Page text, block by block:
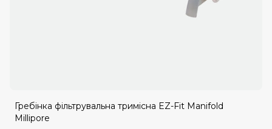
Гребінка фільтрувальна тримісна EZ-Fit Manifold
Millipore